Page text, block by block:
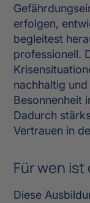
erfolgen,
begleitest
professionell.
nachhaltig
Besonnenheit
Dadurch
Vertrauen in
Für wen ist
Diese